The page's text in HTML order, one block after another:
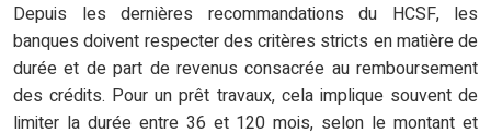
Depuis les dernières recommandations du HCSF, les
banques doivent respecter des critères stricts en matière de
durée et de part de revenus consacrée au remboursement
des crédits. Pour un prêt travaux, cela implique souvent de
limiter la durée entre 36 et 120 mois, selon le montant et